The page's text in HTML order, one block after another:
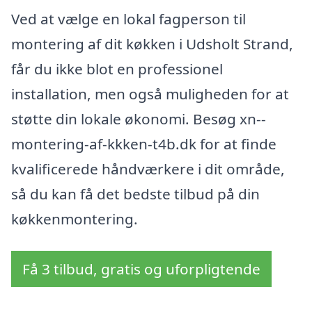
Ved at vælge en lokal fagperson til
montering af dit køkken i Udsholt Strand,
får du ikke blot en professionel
installation, men også muligheden for at
støtte din lokale økonomi. Besøg xn--
montering-af-kkken-t4b.dk for at finde
kvalificerede håndværkere i dit område,
så du kan få det bedste tilbud på din
køkkenmontering.
Få 3 tilbud, gratis og uforpligtende